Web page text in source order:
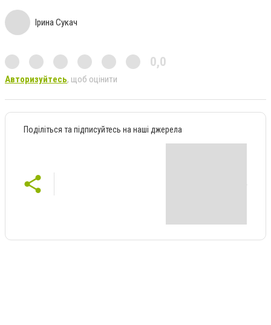
Ірина Сукач
0,0
Авторизуйтесь, щоб оцінити
Поділіться та підписуйтесь на наші джерела